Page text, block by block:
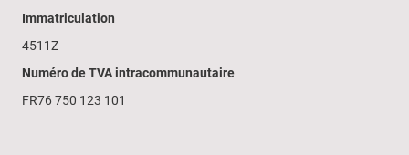
Immatriculation
4511Z
Numéro de TVA intracommunautaire
FR76 750 123 101